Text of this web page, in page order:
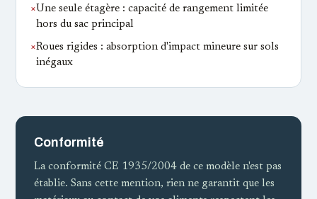
×Une seule étagère : capacité de rangement limitée
hors du sac principal
×Roues rigides : absorption d'impact mineure sur sols
inégaux
Conformité
La conformité CE 1935/2004 de ce modèle n'est pas
établie. Sans cette mention, rien ne garantit que les